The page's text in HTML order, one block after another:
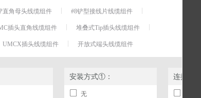
直角母头线缆组件
#8铲型接线片线缆组件
插头直角线缆组件
堆叠式Tip插头线缆组件
UMCX插头线缆组件 开放式端头线缆组件
安装方式①：
无
连接头